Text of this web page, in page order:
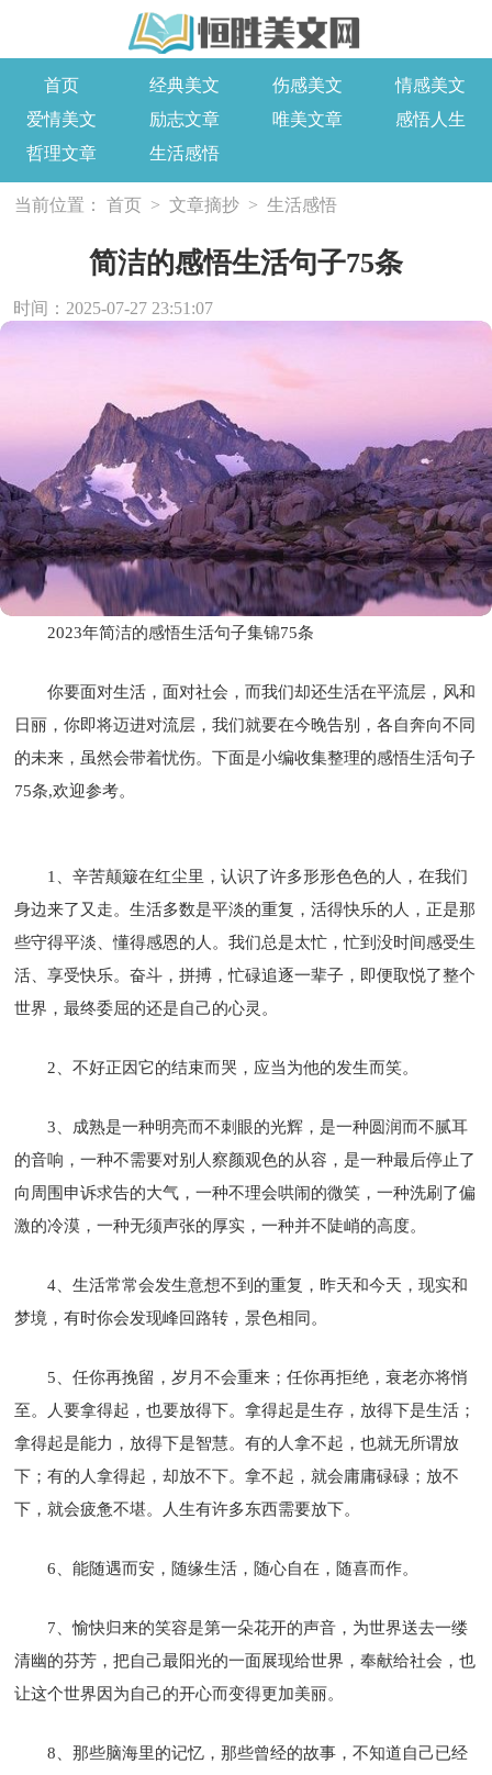
首页 经典美文 伤感美文
情感美文
爱情美文
励志文章 唯美文章
感悟人生
哲理文章
生活感悟
当前位置： 首页 > 文章摘抄 > 生活感悟
简洁的感悟生活句子75条
时间：2025-07-27 23:51:07
2023年简洁的感悟生活句子集锦75条
你要面对生活，面对社会，而我们却还生活在平流层，风和
日丽，你即将迈进对流层，我们就要在今晚告别，各自奔向不同
的未来，虽然会带着忧伤。下面是小编收集整理的感悟生活句子
75条,欢迎参考。
1、辛苦颠簸在红尘里，认识了许多形形色色的人，在我们
身边来了又走。生活多数是平淡的重复，活得快乐的人，正是那
些守得平淡、懂得感恩的人。我们总是太忙，忙到没时间感受生
活、享受快乐。奋斗，拼搏，忙碌追逐一辈子，即便取悦了整个
世界，最终委屈的还是自己的心灵。
2、不好正因它的结束而哭，应当为他的发生而笑。
3、成熟是一种明亮而不刺眼的光辉，是一种圆润而不腻耳
的音响，一种不需要对别人察颜观色的从容，是一种最后停止了
向周围申诉求告的大气，一种不理会哄闹的微笑，一种洗刷了偏
激的冷漠，一种无须声张的厚实，一种并不陡峭的高度。
4、生活常常会发生意想不到的重复，昨天和今天，现实和
梦境，有时你会发现峰回路转，景色相同。
5、任你再挽留，岁月不会重来；任你再拒绝，衰老亦将悄
至。人要拿得起，也要放得下。拿得起是生存，放得下是生活；
拿得起是能力，放得下是智慧。有的人拿不起，也就无所谓放
下；有的人拿得起，却放不下。拿不起，就会庸庸碌碌；放不
下，就会疲惫不堪。人生有许多东西需要放下。
6、能随遇而安，随缘生活，随心自在，随喜而作。
7、愉快归来的笑容是第一朵花开的声音，为世界送去一缕
清幽的芬芳，把自己最阳光的一面展现给世界，奉献给社会，也
让这个世界因为自己的开心而变得更加美丽。
8、那些脑海里的记忆，那些曾经的故事，不知道自己已经